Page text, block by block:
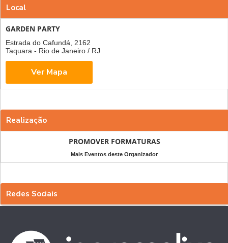
Local
GARDEN PARTY
Estrada do Cafundá, 2162
Taquara - Rio de Janeiro / RJ
Realização
PROMOVER FORMATURAS
Mais Eventos deste Organizador
Redes Sociais